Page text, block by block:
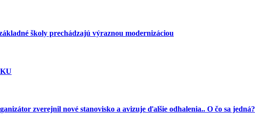
školy prechádzajú výraznou modernizáciou
zverejnil nové stanovisko a avizuje ďalšie odhalenia.. O čo sa jedná?